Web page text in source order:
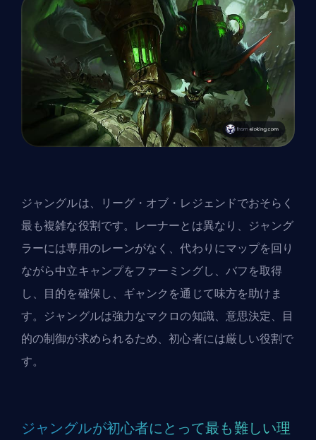
ジャングルは、リーグ・オブ・レジェンドでおそらく
最も複雑な役割です。レーナーとは異なり、ジャング
ラーには専用のレーンがなく、代わりにマップを回り
ながら中立キャンプをファーミングし、バフを取得
し、目的を確保し、ギャンクを通じて味方を助けま
す。ジャングルは強力なマクロの知識、意思決定、目
的の制御が求められるため、初心者には厳しい役割で
す。
ジャングルが初心者にとって最も難しい理